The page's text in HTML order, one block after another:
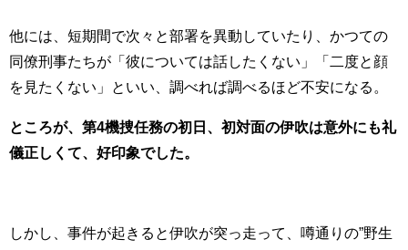
他には、短期間で次々と部署を異動していたり、かつての
同僚刑事たちが「彼については話したくない」「二度と顔
を見たくない」といい、調べれば調べるほど不安になる。
ところが、第4機捜任務の初日、初対面の伊吹は意外にも礼
儀正しくて、好印象でした。
しかし、事件が起きると伊吹が突っ走って、噂通りの”野生